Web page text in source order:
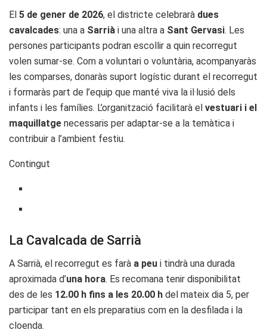
El 5 de gener de 2026, el districte celebrarà dues
cavalcades: una a Sarrià i una altra a Sant Gervasi. Les
persones participants podran escollir a quin recorregut
volen sumar-se. Com a voluntari o voluntària, acompanyaràs
les comparses, donaràs suport logístic durant el recorregut
i formaràs part de l’equip que manté viva la il·lusió dels
infants i les famílies. L’organització facilitarà el vestuari i el
maquillatge necessaris per adaptar-se a la temàtica i
contribuir a l’ambient festiu.
Contingut
La Cavalcada de Sarrià
A Sarrià, el recorregut es farà a peu i tindrà una durada
aproximada d’una hora. Es recomana tenir disponibilitat
des de les 12.00 h fins a les 20.00 h del mateix dia 5, per
participar tant en els preparatius com en la desfilada i la
cloenda.